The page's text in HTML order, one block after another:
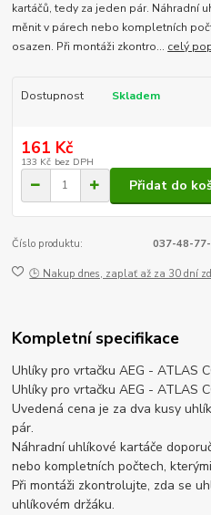
kartáčů, tedy za jeden pár. Náhradní
měnit v párech nebo kompletních
osazen. Při montáži zkontro... celý
Dostupnost Skladem
161 Kč
133 Kč bez DPH
Přidat do
Číslo produktu: 037-48-
🕒 Nakup dnes, zaplať až za 30 dní
Kompletní specifikace
Uhlíky pro vrtačku AEG - ATLAS
Uhlíky pro vrtačku AEG - ATLAS
Uvedená cena je za dva kusy
pár.
Náhradní uhlíkové kartáče
nebo kompletních počtech,
Při montáži zkontrolujte, zda se
uhlíkovém držáku.